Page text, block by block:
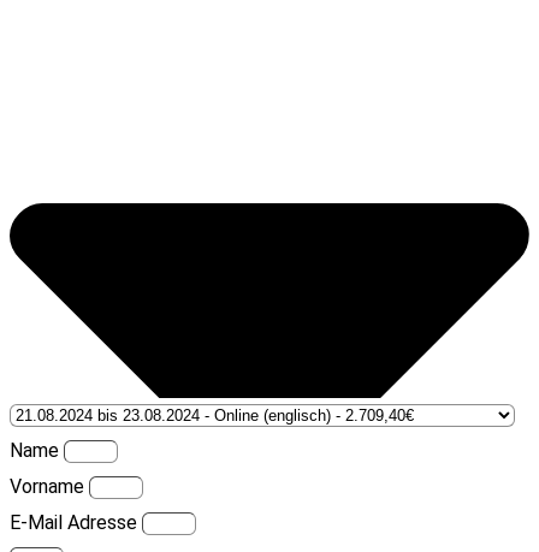
Name
Vorname
E-Mail Adresse